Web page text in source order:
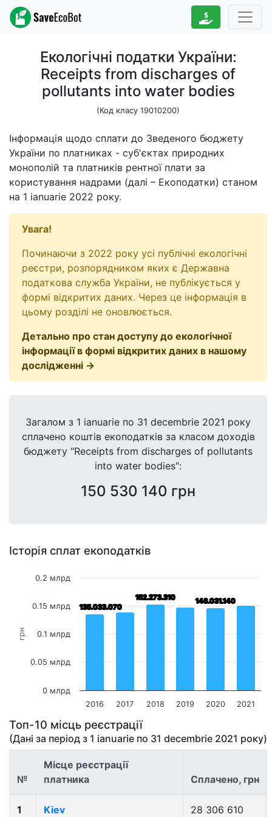
Екологічні податки України:
Receipts from discharges of
pollutants into water bodies
(Код класу 19010200)
Інформація щодо сплати до Зведеного бюджету
України по платниках - суб'єктах природних
монополій та платників рентної плати за
користування надрами (далі – Екоподатки) станом
на 1 ianuarie 2022 року.
Увага!
Починаючи з 2022 року усі публічні екологічні
реєстри, розпорядником яких є Державна
податкова служба України, не публікується у
формі відкритих даних. Через це інформація в
цьому розділі не оновлюється.
Детально про стан доступу до екологічної
інформації в формі відкритих даних в нашому
дослідженні →
Загалом з 1 ianuarie по 31 decembrie 2021 року
сплачено коштів екоподатків за класом доходів
бюджету "Receipts from discharges of pollutants
into water bodies":
150 530 140 грн
Історія сплат екоподатків
грн
135.033.070
135.033.070
152.273.310
152.273.310 146.031.140
146.031.140
2016 2017 2018 2019 2020 2021
0 млрд
0.05 млрд
0.1 млрд
0.15 млрд
0.2 млрд
Топ-10 місць реєстрації
(Дані за період з 1 ianuarie по 31 decembrie 2021 року)
№
Місце реєстрації
платника
Сплачено, грн
1 Kiev 28 306 610